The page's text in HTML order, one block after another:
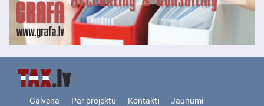
Galvenā Par projektu Kontakti Jaunumi